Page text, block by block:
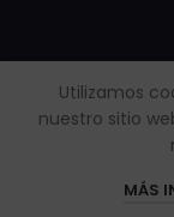
Todos los
Políticas de
Utilizamos
nuestro sitio
MÁS